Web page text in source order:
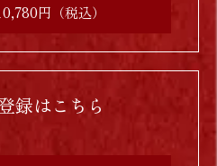
円（税込）
録はこちら